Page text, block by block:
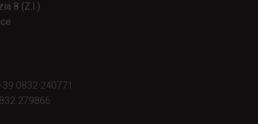
8 (Z.I.)
0832 240771
279866